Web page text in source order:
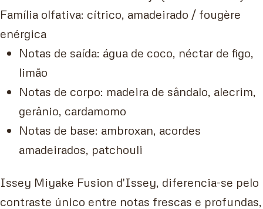
Família olfativa: cítrico, amadeirado / fougère
enérgica
Notas de saída: água de coco, néctar de figo,
limão
Notas de corpo: madeira de sândalo, alecrim,
gerânio, cardamomo
Notas de base: ambroxan, acordes
amadeirados, patchouli
Issey Miyake Fusion d'Issey, diferencia-se pelo
contraste único entre notas frescas e profundas,